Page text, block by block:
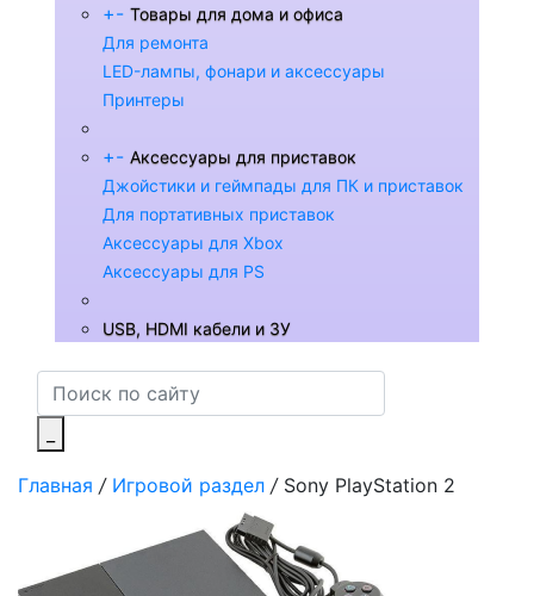
+- Товары для дома и офиса
Для ремонта
LED-лампы, фонари и аксессуары
Принтеры
+- Аксессуары для приставок
Джойстики и геймпады для ПК и приставок
Для портативных приставок
Аксессуары для Xbox
Аксессуары для PS
USB, HDMI кабели и ЗУ
Главная / Игровой раздел / Sony PlayStation 2